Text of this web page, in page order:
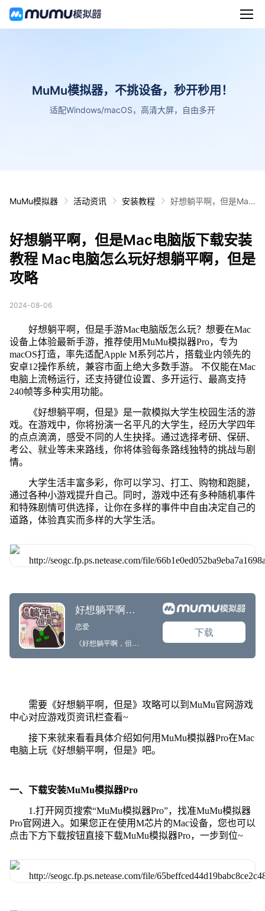
MuMu模拟器，不挑设备，秒开秒用！
适配Windows/macOS，高清大屏，自由多开
MuMu模拟器 活动资讯 安装教程
好想躺平啊，但是Mac
啊，但是攻略
好想躺平啊，但是Mac电脑版下载安装
教程 Mac电脑怎么玩好想躺平啊，但是
攻略
2024-08-06
好想躺平啊，但是手游Mac电脑版怎么玩？想要在Mac
设备上体验最新手游，推荐使用MuMu模拟器Pro，专为
macOS打造，率先适配Apple M系列芯片，搭载业内领先的
安卓12操作系统，兼容市面上绝大多数手游。 不仅能在Mac
电脑上流畅运行，还支持键位设置、多开运行、最高支持
240帧等多种实用功能。
《好想躺平啊，但是》是一款模拟大学生校园生活的游
戏。在游戏中，你将扮演一名平凡的大学生，经历大学四年
的点点滴滴，感受不同的人生抉择。通过选择考研、保研、
考公、就业等未来路线，你将体验每条路线独特的挑战与剧
情。
大学生活丰富多彩，你可以学习、打工、购物和跑腿，
通过各种小游戏提升自己。同时，游戏中还有多种随机事件
和特殊剧情可供选择，让你在多样的事件中自由决定自己的
道路，体验真实而多样的大学生活。
需要《好想躺平啊，但是》攻略可以到MuMu官网游戏
中心对应游戏页资讯栏查看~
接下来就来看看具体介绍如何用MuMu模拟器Pro在Mac
电脑上玩《好想躺平啊，但是》吧。
一、下载安装MuMu模拟器Pro
1.打开网页搜索“MuMu模拟器Pro”，找准MuMu模拟器
Pro官网进入。如果您正在使用M芯片的Mac设备，您也可以
点击下方下载按钮直接下载MuMu模拟器Pro，一步到位~